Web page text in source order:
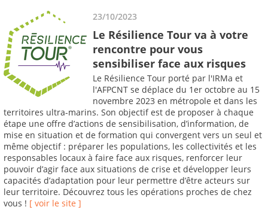
23/10/2023
Le Résilience Tour va à votre
rencontre pour vous
sensibiliser face aux risques
Le Résilience Tour porté par l'IRMa et
l'AFPCNT se déplace du 1er octobre au 15
novembre 2023 en métropole et dans les
territoires ultra-marins. Son objectif est de proposer à chaque
étape une offre d’actions de sensibilisation, d’information, de
mise en situation et de formation qui convergent vers un seul et
même objectif : préparer les populations, les collectivités et les
responsables locaux à faire face aux risques, renforcer leur
pouvoir d’agir face aux situations de crise et développer leurs
capacités d’adaptation pour leur permettre d’être acteurs sur
leur territoire. Découvrez tous les opérations proches de chez
vous ! [ voir le site ]